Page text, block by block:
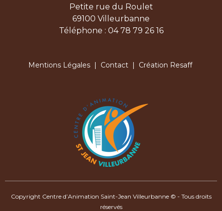
Petite rue du Roulet
69100 Villeurbanne
Téléphone : 04 78 79 26 16
Mentions Légales| Contact| Création Resaff
Copyright Centre d’Animation Saint-Jean Villeurbanne © - Tous droits
réservés